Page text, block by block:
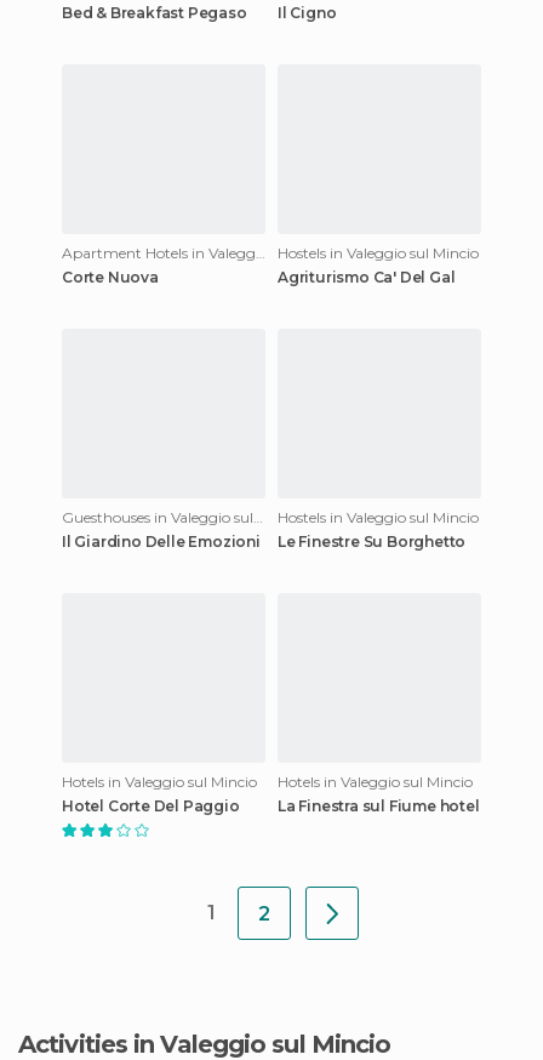
Bed & Breakfast Pegaso
Il Cigno
Corte Nuova
Hostels in Valeggio sul Mincio
Agriturismo Ca' Del Gal
Il Giardino Delle Emozioni
Hostels in Valeggio sul Mincio
Le Finestre Su Borghetto
Hotels in Valeggio sul Mincio
Hotel Corte Del Paggio
Hotels in Valeggio sul Mincio
La Finestra sul Fiume hotel
1 2
Activities in Valeggio sul Mincio